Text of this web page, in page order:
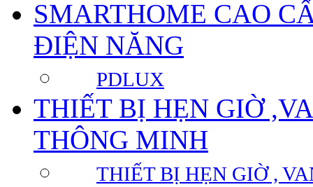
SMARTHOME CAO
ĐIỆN NĂNG
PDLUX
THIẾT BỊ HẸN GIỜ
THÔNG MINH
THIẾT BỊ HẸN GIỜ ,